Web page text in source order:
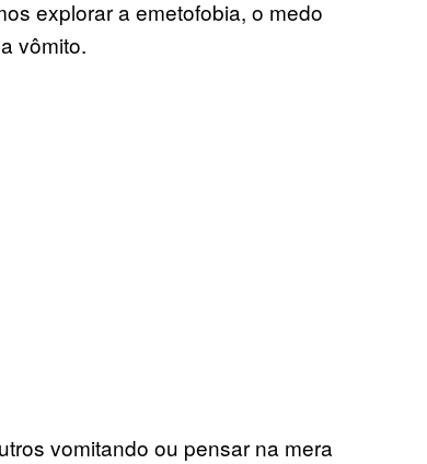
explorar a emetofobia, o medo
vômito.
vomitando ou pensar na mera